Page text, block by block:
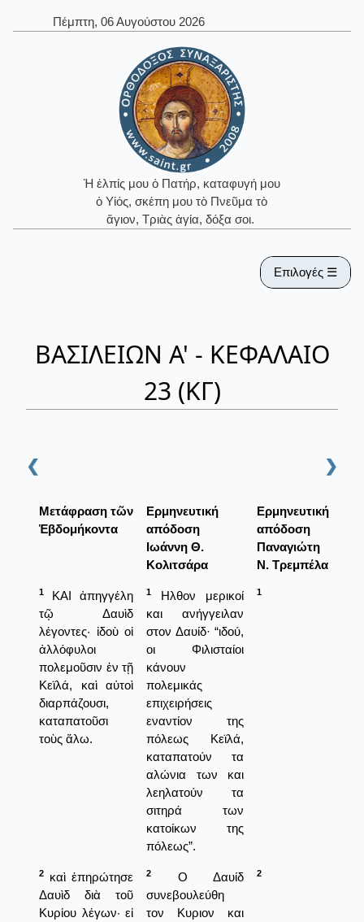
Πέμπτη, 06 Αυγούστου 2026
Ἡ ἐλπίς μου ὁ Πατήρ, καταφυγή μου
ὁ Υἱός, σκέπη μου τὸ Πνεῦμα τὸ
ἅγιον, Τριὰς ἁγία, δόξα σοι.
Επιλογές ☰
ΒΑΣΙΛΕΙΩΝ Α' - ΚΕΦΑΛΑΙΟ
23 (ΚΓ)
❮ ❯
Μετάφραση τῶν
Ἑβδομήκοντα
Ερμηνευτική
απόδοση
Ιωάννη Θ.
Κολιτσάρα
Ερμηνευτική
απόδοση
Παναγιώτη
Ν. Τρεμπέλα
1
ΚΑΙ ἀπηγγέλη
τῷ Δαυὶδ
λέγοντες· ἰδοὺ οἱ
ἀλλόφυλοι
πολεμοῦσιν ἐν τῇ
Κεϊλά, καὶ αὐτοὶ
διαρπάζουσι,
καταπατοῦσι
τοὺς ἅλω.
1
Ηλθον μερικοί
και ανήγγειλαν
στον Δαυίδ· “ιδού,
οι Φιλισταίοι
κάνουν
πολεμικάς
επιχειρήσεις
εναντίον της
πόλεως Κεϊλά,
καταπατούν τα
αλώνια των και
λεηλατούν τα
σιτηρά των
κατοίκων της
πόλεως”.
1
2
καὶ ἐπηρώτησε
Δαυὶδ διὰ τοῦ
Κυρίου λέγων· εἰ
2
Ο Δαυίδ
συνεβουλεύθη
τον Κυριον και
2